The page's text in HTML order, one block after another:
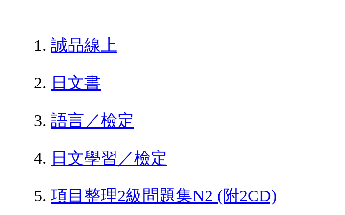
誠品線上
日文書
語言／檢定
日文學習／檢定
項目整理2級問題集N2 (附2CD)